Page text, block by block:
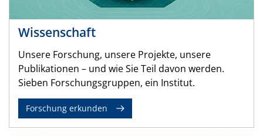
Wissenschaft
Unsere Forschung, unsere Projekte, unsere
Publikationen – und wie Sie Teil davon werden.
Sieben Forschungsgruppen, ein Institut.
Forschung erkunden